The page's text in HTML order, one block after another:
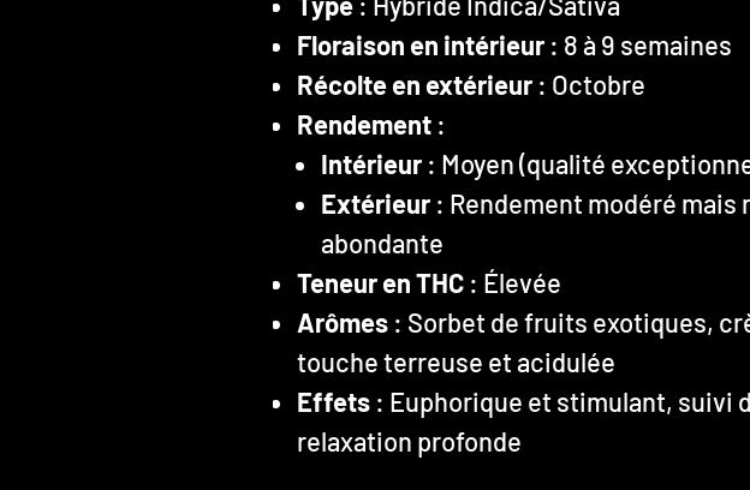
Floraison en intérieur : 8 à 9 semaines
Récolte en extérieur : Octobre
Rendement :
Intérieur : Moyen (qualité
Extérieur : Rendement modéré mais
abondante
Teneur en THC : Élevée
Arômes : Sorbet de fruits exotiques,
touche terreuse et acidulée
Effets : Euphorique et stimulant, suivi
relaxation profonde